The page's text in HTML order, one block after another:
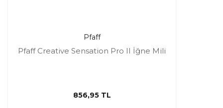
Pfaff
Pfaff Creative Sensation Pro II İğne Mili
856,95 TL